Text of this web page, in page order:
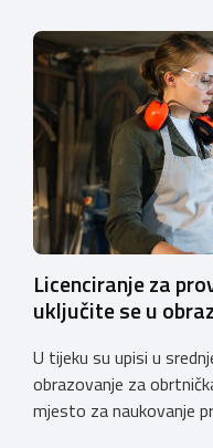
zdravstvene zaštite
osiguraniku pripada
Zakonom o
(“Narodne novine”,
105/25, […]
Licenciranje za
uključite se u
U tijeku su upisi u
obrazovanje za
mjesto za naukovanje